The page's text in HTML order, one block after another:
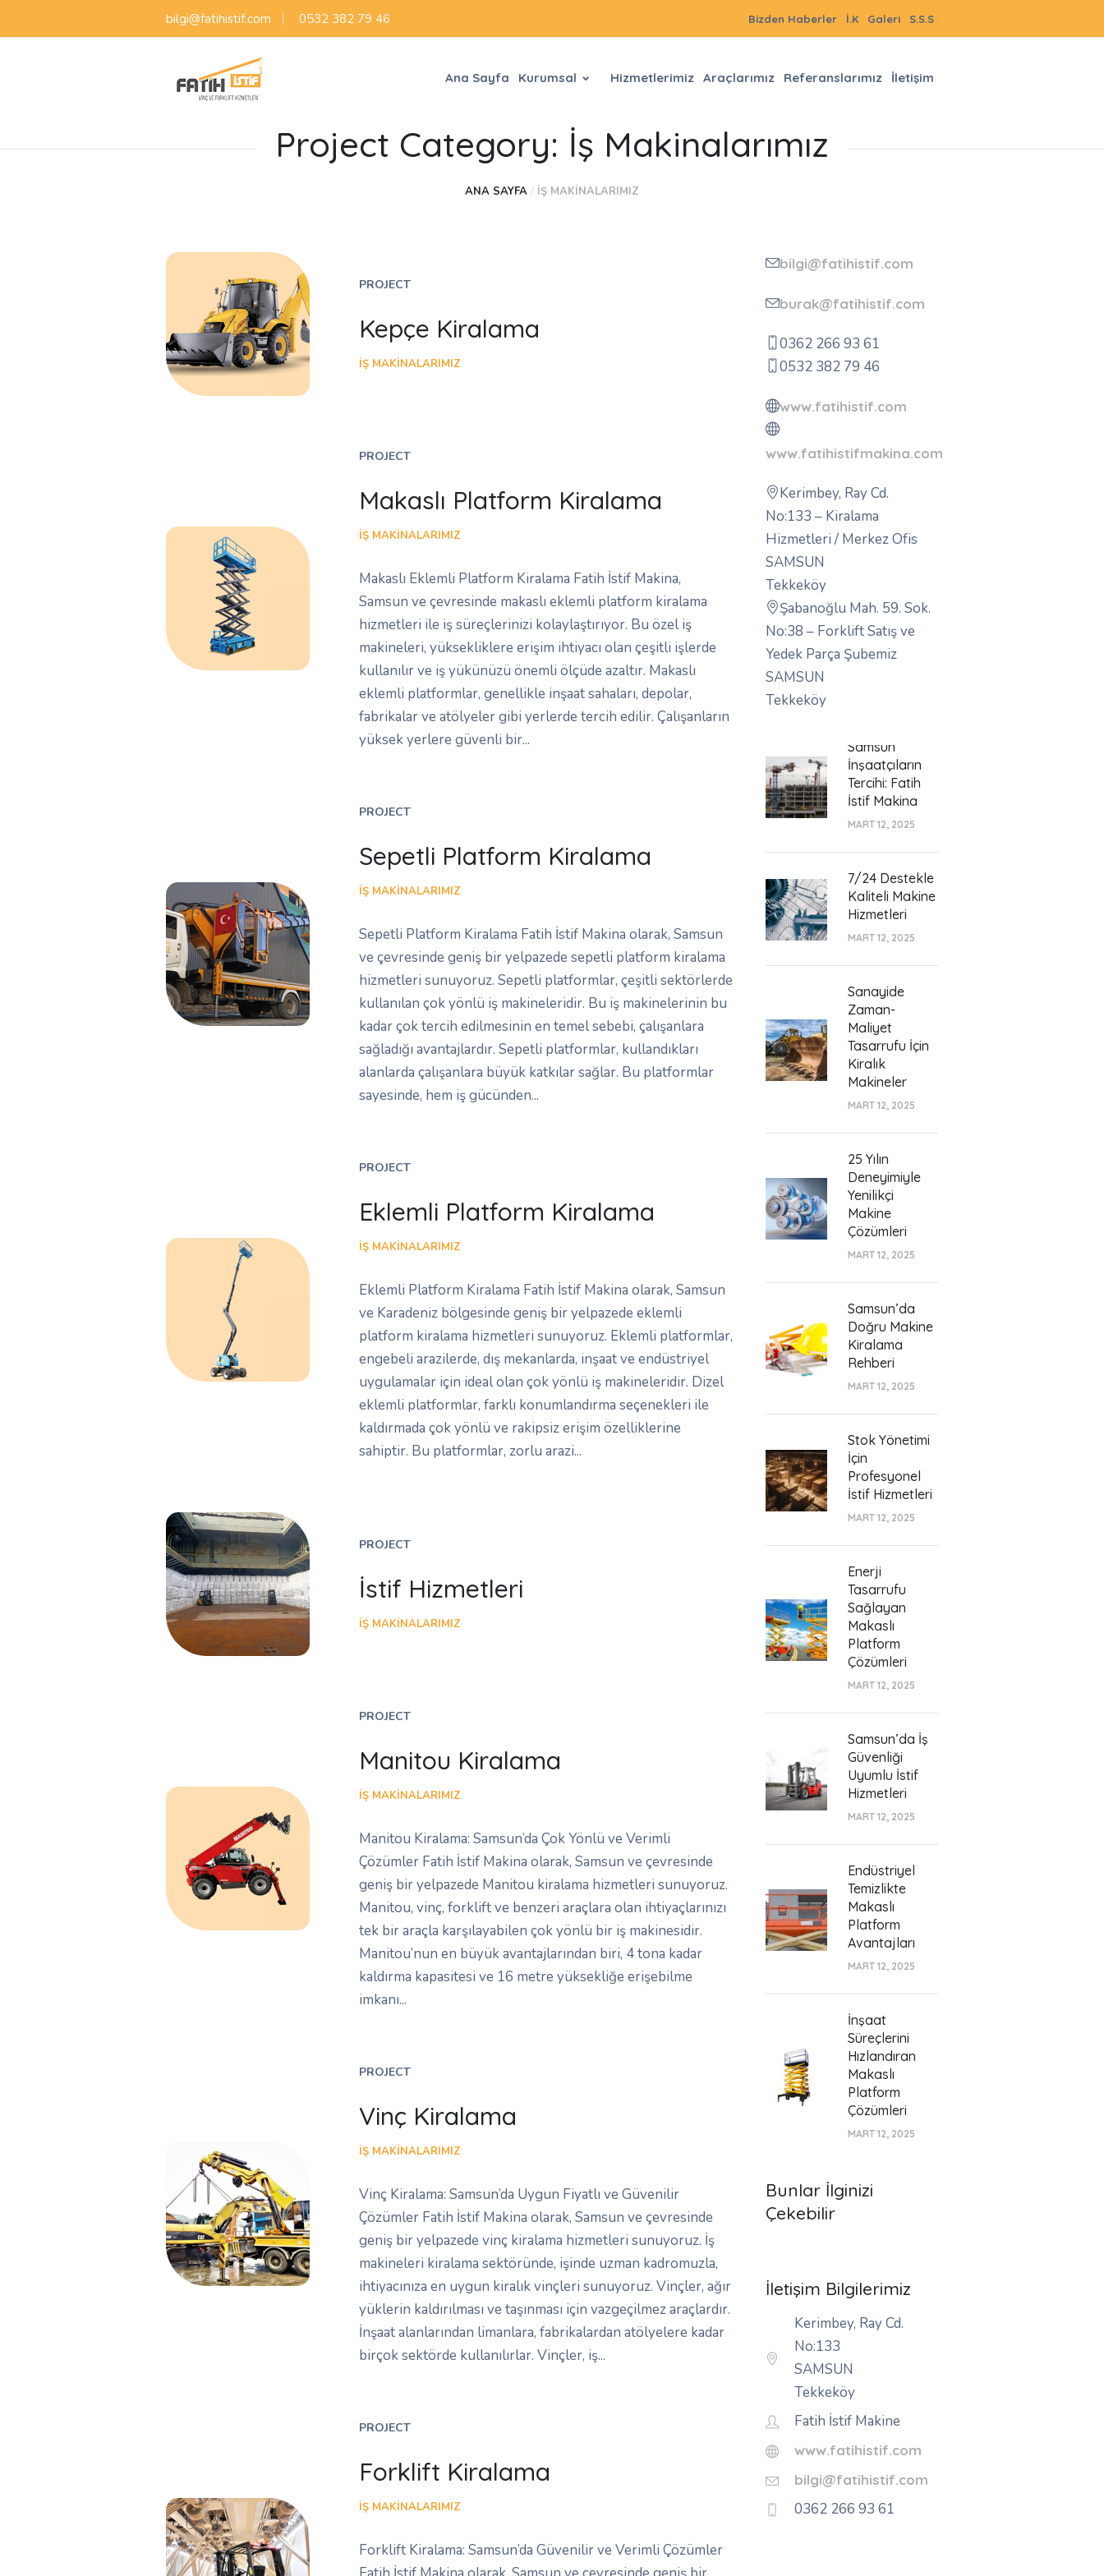
Bizden Haberler İ.K Galeri S.S.S
bilgi@fatihistif.com 0532 382 79 46
Ana Sayfa Kurumsal Hizmetlerimiz Araçlarımız Referanslarımız İletişim
Project Category: İş Makinalarımız
ANA SAYFA / İŞ MAKINALARIMIZ
PROJECT
Kepçe Kiralama
İŞ MAKINALARIMIZ
PROJECT
Makaslı Platform Kiralama
İŞ MAKINALARIMIZ
Makaslı Eklemli Platform Kiralama Fatih İstif Makina,
Samsun ve çevresinde makaslı eklemli platform kiralama
hizmetleri ile iş süreçlerinizi kolaylaştırıyor. Bu özel iş
makineleri, yüksekliklere erişim ihtiyacı olan çeşitli işlerde
kullanılır ve iş yükünüzü önemli ölçüde azaltır. Makaslı
eklemli platformlar, genellikle inşaat sahaları, depolar,
fabrikalar ve atölyeler gibi yerlerde tercih edilir. Çalışanların
yüksek yerlere güvenli bir...
PROJECT
Sepetli Platform Kiralama
İŞ MAKINALARIMIZ
Sepetli Platform Kiralama Fatih İstif Makina olarak, Samsun
ve çevresinde geniş bir yelpazede sepetli platform kiralama
hizmetleri sunuyoruz. Sepetli platformlar, çeşitli sektörlerde
kullanılan çok yönlü iş makineleridir. Bu iş makinelerinin bu
kadar çok tercih edilmesinin en temel sebebi, çalışanlara
sağladığı avantajlardır. Sepetli platformlar, kullandıkları
alanlarda çalışanlara büyük katkılar sağlar. Bu platformlar
sayesinde, hem iş gücünden...
PROJECT
Eklemli Platform Kiralama
İŞ MAKINALARIMIZ
Eklemli Platform Kiralama Fatih İstif Makina olarak, Samsun
ve Karadeniz bölgesinde geniş bir yelpazede eklemli
platform kiralama hizmetleri sunuyoruz. Eklemli platformlar,
engebeli arazilerde, dış mekanlarda, inşaat ve endüstriyel
uygulamalar için ideal olan çok yönlü iş makineleridir. Dizel
eklemli platformlar, farklı konumlandırma seçenekleri ile
kaldırmada çok yönlü ve rakipsiz erişim özelliklerine
sahiptir. Bu platformlar, zorlu arazi...
PROJECT
İstif Hizmetleri
İŞ MAKINALARIMIZ
PROJECT
Manitou Kiralama
İŞ MAKINALARIMIZ
Manitou Kiralama: Samsun’da Çok Yönlü ve Verimli
Çözümler Fatih İstif Makina olarak, Samsun ve çevresinde
geniş bir yelpazede Manitou kiralama hizmetleri sunuyoruz.
Manitou, vinç, forklift ve benzeri araçlara olan ihtiyaçlarınızı
tek bir araçla karşılayabilen çok yönlü bir iş makinesidir.
Manitou’nun en büyük avantajlarından biri, 4 tona kadar
kaldırma kapasitesi ve 16 metre yüksekliğe erişebilme
imkanı...
PROJECT
Vinç Kiralama
İŞ MAKINALARIMIZ
Vinç Kiralama: Samsun’da Uygun Fiyatlı ve Güvenilir
Çözümler Fatih İstif Makina olarak, Samsun ve çevresinde
geniş bir yelpazede vinç kiralama hizmetleri sunuyoruz. İş
makineleri kiralama sektöründe, işinde uzman kadromuzla,
ihtiyacınıza en uygun kiralık vinçleri sunuyoruz. Vinçler, ağır
yüklerin kaldırılması ve taşınması için vazgeçilmez araçlardır.
İnşaat alanlarından limanlara, fabrikalardan atölyelere kadar
birçok sektörde kullanılırlar. Vinçler, iş...
PROJECT
Forklift Kiralama
İŞ MAKINALARIMIZ
Forklift Kiralama: Samsun’da Güvenilir ve Verimli Çözümler
bilgi@fatihistif.com
burak@fatihistif.com
0362 266 93 61
0532 382 79 46
www.fatihistif.com
www.fatihistifmakina.com
Kerimbey, Ray Cd.
No:133 – Kiralama
Hizmetleri / Merkez Ofis
SAMSUN
Tekkeköy
Şabanoğlu Mah. 59. Sok.
No:38 – Forklift Satış ve
Yedek Parça Şubemiz
SAMSUN
Tekkeköy
Samsun
İnşaatçıların
Tercihi: Fatih
İstif Makina
MART 12, 2025
7/24 Destekle
Kaliteli Makine
Hizmetleri
MART 12, 2025
Sanayide
Zaman-
Maliyet
Tasarrufu İçin
Kiralık
Makineler
MART 12, 2025
25 Yılın
Deneyimiyle
Yenilikçi
Makine
Çözümleri
MART 12, 2025
Samsun’da
Doğru Makine
Kiralama
Rehberi
MART 12, 2025
Stok Yönetimi
İçin
Profesyonel
İstif Hizmetleri
MART 12, 2025
Enerji
Tasarrufu
Sağlayan
Makaslı
Platform
Çözümleri
MART 12, 2025
Samsun’da İş
Güvenliği
Uyumlu İstif
Hizmetleri
MART 12, 2025
Endüstriyel
Temizlikte
Makaslı
Platform
Avantajları
MART 12, 2025
İnşaat
Süreçlerini
Hızlandıran
Makaslı
Platform
Çözümleri
MART 12, 2025
Bunlar İlginizi
Çekebilir
İletişim Bilgilerimiz
Kerimbey, Ray Cd.
No:133
SAMSUN
Tekkeköy
Fatih İstif Makine
www.fatihistif.com
bilgi@fatihistif.com
0362 266 93 61